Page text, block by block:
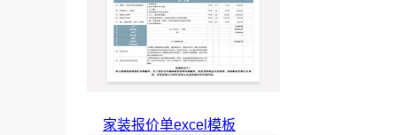
家装报价单excel模板